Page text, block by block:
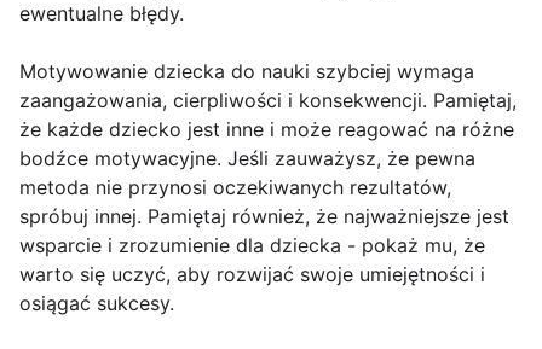
ewentualne błędy.
Motywowanie dziecka do nauki szybciej wymaga
zaangażowania, cierpliwości i konsekwencji. Pamiętaj,
że każde dziecko jest inne i może reagować na różne
bodźce motywacyjne. Jeśli zauważysz, że pewna
metoda nie przynosi oczekiwanych rezultatów,
spróbuj innej. Pamiętaj również, że najważniejsze jest
wsparcie i zrozumienie dla dziecka - pokaż mu, że
warto się uczyć, aby rozwijać swoje umiejętności i
osiągać sukcesy.